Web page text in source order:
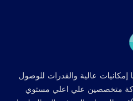
إمكانيات عالية والقدرات للوصول
متخصصين علي اعلي مستوي